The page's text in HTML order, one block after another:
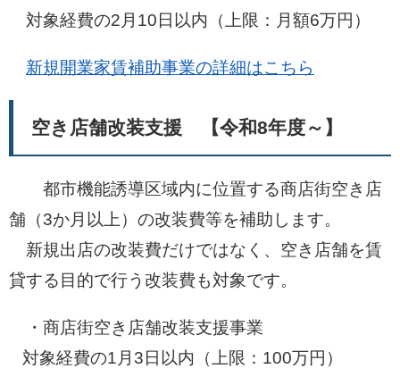
対象経費の2月10日以内（上限：月額6万円）
新規開業家賃補助事業の詳細はこちら
空き店舗改装支援 【令和8年度～】
都市機能誘導区域内に位置する商店街空き店
舗（3か月以上）の改装費等を補助します。
新規出店の改装費だけではなく、空き店舗を賃
貸する目的で行う改装費も対象です。
・商店街空き店舗改装支援事業
対象経費の1月3日以内（上限：100万円）